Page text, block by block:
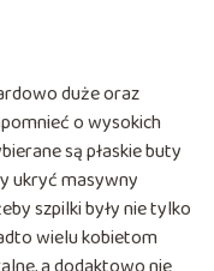
duże oraz
o wysokich
są płaskie buty
ukryć masywny
szpilki były nie tylko
wielu kobietom